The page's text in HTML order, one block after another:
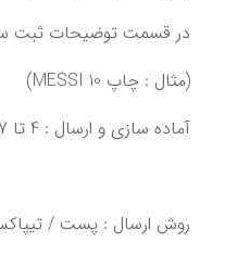
در قسمت توضیحات ثبت
(مثال : چاپ MESSI 10)
آماده سازی و ارسال : 4 تا 7 روز کاری‌‌‌‌‌‌
روش ارسال : پست /